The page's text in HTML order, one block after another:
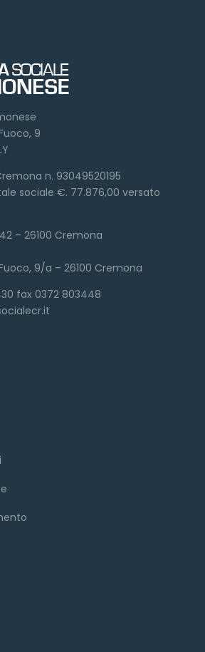
9
n. 93049520195
sociale €. 77.876,00 versato
– 26100 Cremona
9/a – 26100 Cremona
fax 0372 803448